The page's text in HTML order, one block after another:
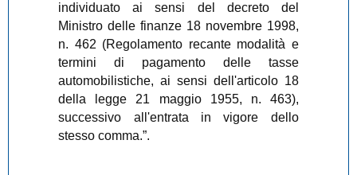
individuato ai sensi del decreto del
Ministro delle finanze 18 novembre 1998,
n. 462 (Regolamento recante modalità e
termini di pagamento delle tasse
automobilistiche, ai sensi dell'articolo 18
della legge 21 maggio 1955, n. 463),
successivo all'entrata in vigore dello
stesso comma.”.